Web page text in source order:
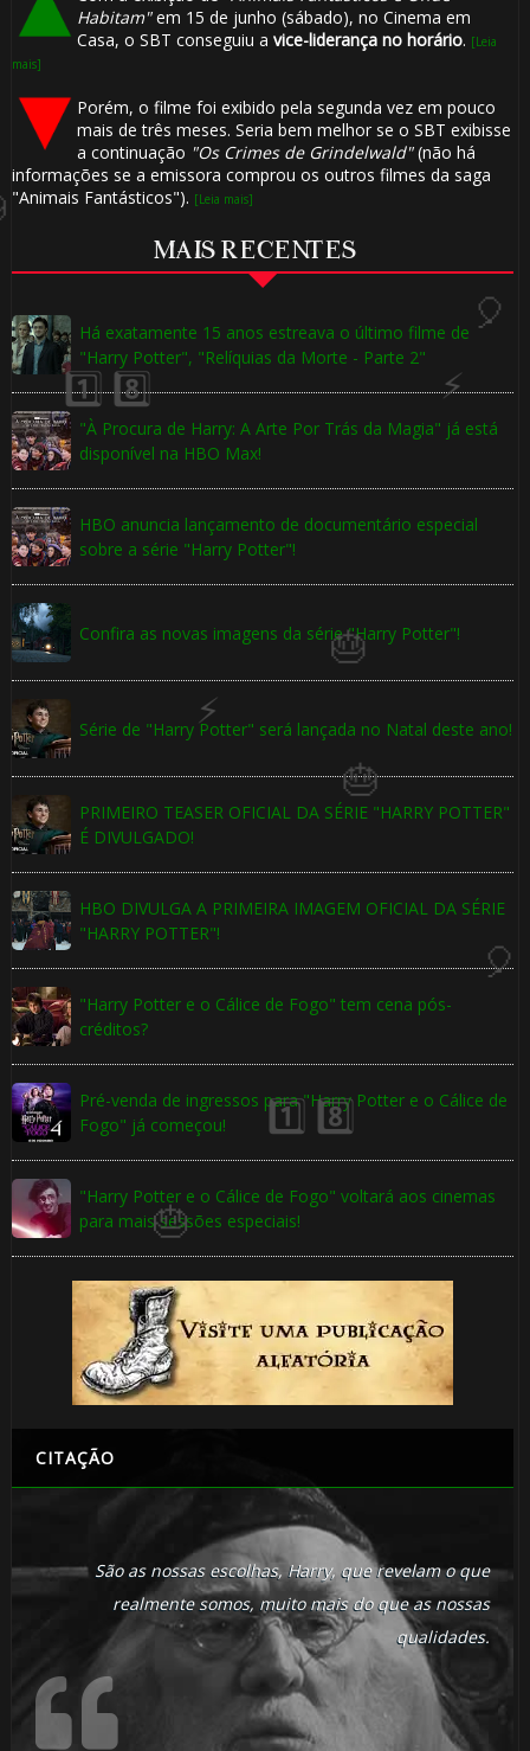
Habitam"em 15 de junho (sábado), no Cinema em
Casa, o SBT conseguiu a vice-liderança no horário. [Leia
mais]
Porém, o filme foi exibido pela segunda vez em pouco
mais de três meses. Seria bem melhor se o SBT exibisse
a continuação "Os Crimes de Grindelwald"(não há
informações se a emissora comprou os outros filmes da saga
"Animais Fantásticos"). [Leia mais]
MAIS RECENTES
Há exatamente 15 anos estreava o último filme de
"Harry Potter", "Relíquias da Morte - Parte 2"
"À Procura de Harry: A Arte Por Trás da Magia" já está
disponível na HBO Max!
HBO anuncia lançamento de documentário especial
sobre a série "Harry Potter"!
Confira as novas imagens da série "Harry Potter"!
Série de "Harry Potter" será lançada no Natal deste ano!
PRIMEIRO TEASER OFICIAL DA SÉRIE "HARRY POTTER"
É DIVULGADO!
HBO DIVULGA A PRIMEIRA IMAGEM OFICIAL DA SÉRIE
"HARRY POTTER"!
"Harry Potter e o Cálice de Fogo" tem cena pós-
créditos?
Pré-venda de ingressos para "Harry Potter e o Cálice de
Fogo" já começou!
"Harry Potter e o Cálice de Fogo" voltará aos cinemas
para mais sessões especiais!
CITAÇÃO
São as nossas escolhas, Harry, que revelam o que
realmente somos, muito mais do que as nossas
qualidades.
🎈
⚡
🎂
🎂
🎈
🎂